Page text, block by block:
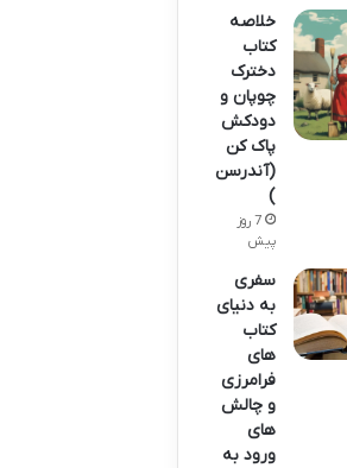
خلاصه
کتاب
دخترک
چوپان و
دودکش
پاک کن
(آندرسن
)
7 روز
پیش
سفری
به دنیای
کتاب
های
فرامرزی
و چالش
های
ورود به